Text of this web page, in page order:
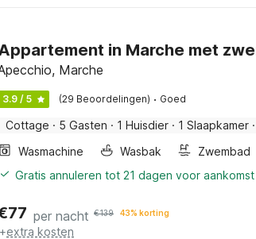
in Marche met
Marche
3.9 / 5 (29 Beoordelingen) · Goed
Cottage · 5 Gasten · 1 Huisdier · 1 Slaapkamer ·
Wasmachine
Wasbak Zwembad
Gratis annuleren tot 21 dagen voor aankomst
77 per nacht €139 43% korting
+extra kosten